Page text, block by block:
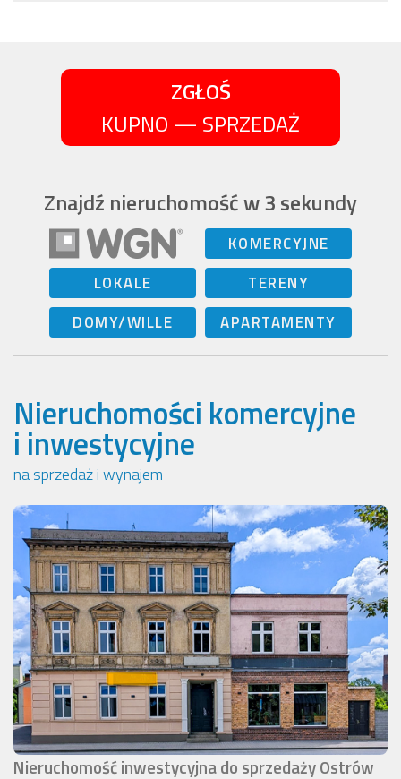
ZGŁOŚ
KUPNO — SPRZEDAŻ
Znajdź nieruchomość w 3 sekundy
KOMERCYJNE
LOKALE
TERENY
DOMY/WILLE
APARTAMENTY
Nieruchomości komercyjne
i inwestycyjne
na sprzedaż i wynajem
Nieruchomość inwestycyjna do sprzedaży Ostrów